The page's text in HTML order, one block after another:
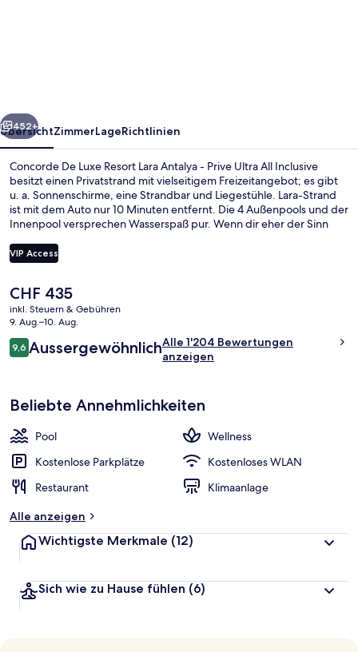
-
Prive
Ultra
All
Inclusive
Weiter
452+
ÜbersichtZimmerLageRichtlinien
Concorde De Luxe Resort Lara Antalya - Prive Ultra All Inclusive
besitzt einen Privatstrand mit vielseitigem Freizeitangebot; es gibt
u. a. Sonnenschirme, eine Strandbar und Liegestühle. Lara-Strand
ist mit dem Auto nur 10 Minuten entfernt. Die 4 Außenpools und der
Innenpool versprechen Wasserspaß pur. Wenn dir eher der Sinn
Massagen, Aromatherapie und ayurvedischen Anwendungen
verwöhnen lassen. Le Buffet Main Restaurant, eins von 8
geöffnet. Als weitere Highlights bietet diese Unterkunft im
luxuriösen Stil 6 Bars/Lounges, einen Nachtclub und einen
kostenlosen Kinderclub. Andere Reisende lieben das hilfsbereite
Personal und die Lage in Strandnähe.
VIP Access
Der
aktuelle
Preis
CHF 435.
CHF 435
inkl. Steuern & Gebühren
9. Aug.–10. Aug.
Bewertungen
9,69,6 von 10.
AussergewöhnlichAlle 1'204 Bewertungen
anzeigen
Beliebte Annehmlichkeiten
Pool
Wellness
Kostenlose Parkplätze
Kostenloses WLAN
Restaurant
Klimaanlage
Alle anzeigen
Wichtigste Merkmale (12)
Sich wie zu Hause fühlen (6)